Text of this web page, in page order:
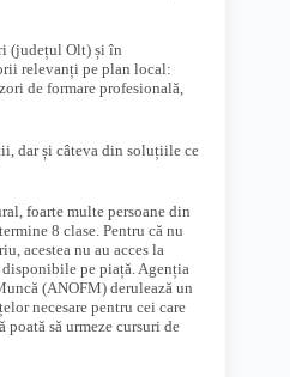
(județul Olt) și în
relevanți pe plan local:
de formare profesională,
dar și câteva din soluțiile ce
foarte multe persoane din
8 clase. Pentru că nu
acestea nu au acces la
pe piață. Agenția
(ANOFM) derulează un
necesare pentru cei care
să urmeze cursuri de